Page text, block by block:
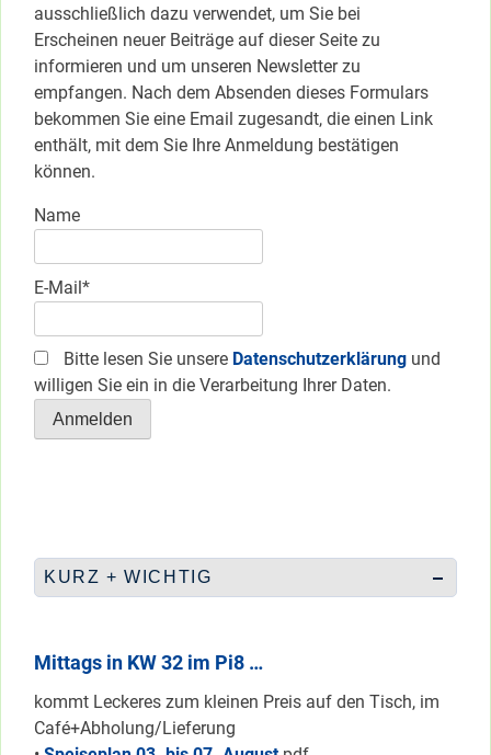
ausschließlich dazu verwendet, um Sie bei
Erscheinen neuer Beiträge auf dieser Seite zu
informieren und um unseren Newsletter zu
empfangen. Nach dem Absenden dieses Formulars
bekommen Sie eine Email zugesandt, die einen Link
enthält, mit dem Sie Ihre Anmeldung bestätigen
können.
Name
E-Mail*
Bitte lesen Sie unsere Datenschutzerklärung und
willigen Sie ein in die Verarbeitung Ihrer Daten.
KURZ + WICHTIG
Mittags in KW 32 im Pi8 …
kommt Leckeres zum kleinen Preis auf den Tisch, im
Café+Abholung/Lieferung